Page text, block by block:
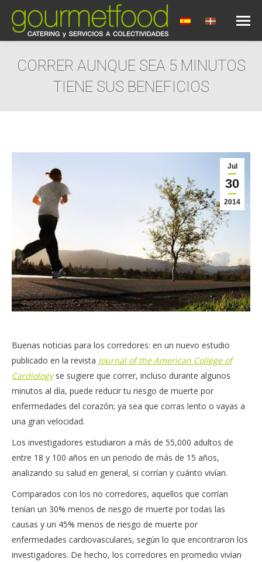
CORRER AUNQUE SEA 5 MINUTOS
TIENE SUS BENEFICIOS
Jul
30
2014
Buenas noticias para los corredores: en un nuevo estudio
publicado en la revista Journal of the American College of
Cardiologyse sugiere que correr, incluso durante algunos
minutos al día, puede reducir tu riesgo de muerte por
enfermedades del corazón; ya sea que corras lento o vayas a
una gran velocidad.
Los investigadores estudiaron a más de 55,000 adultos de
entre 18 y 100 años en un periodo de más de 15 años,
analizando su salud en general, si corrían y cuánto vivían.
Comparados con los no corredores, aquellos que corrían
tenían un 30% menos de riesgo de muerte por todas las
causas y un 45% menos de riesgo de muerte por
enfermedades cardiovasculares, según lo que encontraron los
investigadores. De hecho, los corredores en promedio vivían